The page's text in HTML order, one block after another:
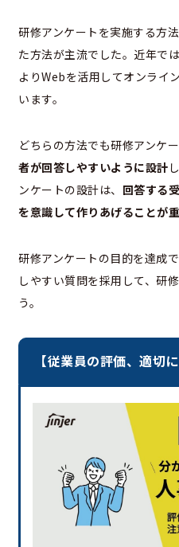
研修アンケートを実施する方
た方法が主流でした。近年で
よりWebを活用してオンライ
います。
どちらの方法でも研修アンケ
者が回答しやすいように設計
ンケートの設計は、 回答する
を意識して作りあげることが重
研修アンケートの目的を達成
しやすい質問を採用して、研
う。
【従業員の評価、適切